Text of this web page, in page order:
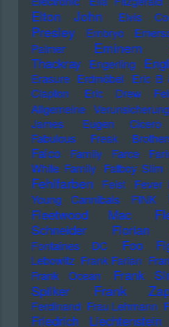
Elton John Elvis
Presley
Embryo
Palmer
Eminem
Thackray
Engerling
Erasure Erdmöbel Eric B
Clapton
Eric Drew
Allgemeine Verunsicherung
James
Eugen Cicero
Fabulous Freak
Falco Family Farce
White Family Fatboy Slim
Fehlfarben Feist Fever
Young Cannibals
FINK
Fleetwood Mac
Schneider
Florian
Fontaines DC Foo
Lebowitz Frank Farian
Frank Ocean
Frank
Spilker
Frank
Ferdinand Frau Lehmann
Friedrich Liechtenstein